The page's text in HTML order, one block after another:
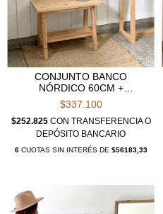
CONJUNTO BANCO
NÓRDICO 60CM +
PERCHERO BA PARA
COLGAR
$337.100
$252.825 CON TRANSFERENCIA O
DEPÓSITO BANCARIO
6CUOTAS SIN INTERÉS DE $56183,33